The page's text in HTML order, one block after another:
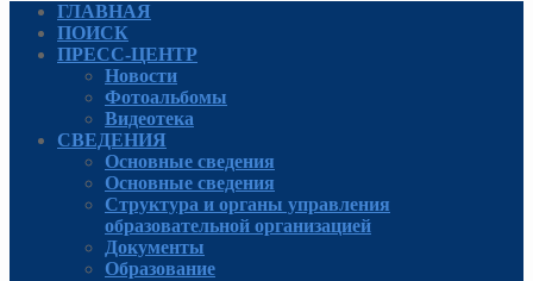
ГЛАВНАЯ
ПОИСК
ПРЕСС-ЦЕНТР
Новости
Фотоальбомы
Видеотека
СВЕДЕНИЯ
Основные сведения
Основные сведения
Структура и органы управления
образовательной организацией
Документы
Образование